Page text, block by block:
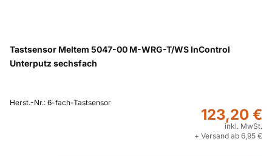
Tastsensor Meltem 5047-00 M-WRG-T/WS InControl
Unterputz sechsfach
Herst.-Nr.: 6-fach-Tastsensor
123,20 €
inkl. MwSt.
+ Versand ab 6,95 €